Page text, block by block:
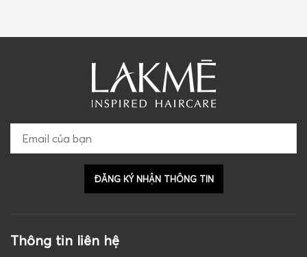
Thông tin liên hệ